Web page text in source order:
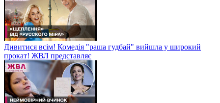
Дивитися всім! Комедія "раша гудбай" вийшла у широкий
прокат! ЖВЛ представляє